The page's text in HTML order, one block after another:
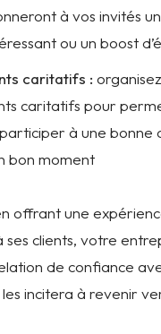
à vos invités
ou un boost
caritatifs :
caritatifs pour
à une bonne
bon moment
offrant une
ses clients, votre
de confiance
incitera à revenir